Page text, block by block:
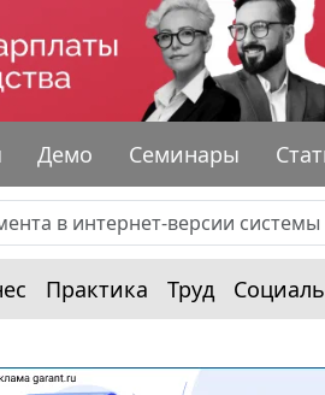
Демо Семинары
Практика Труд